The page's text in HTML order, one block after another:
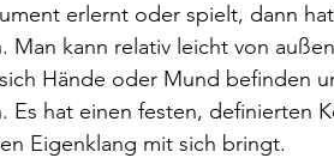
erlernt oder spielt, dann
Man kann relativ leicht von
Hände oder Mund befinden
Es hat einen festen, definierten
Eigenklang mit sich bringt.